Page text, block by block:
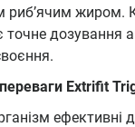
риб’ячим жиром.
дозування
Extrifit
ефективні